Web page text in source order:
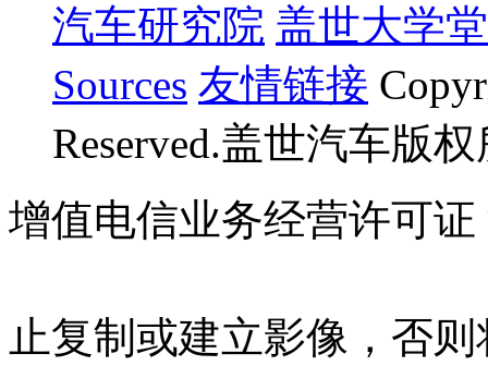
汽车研究院 盖世大学堂
Sources 友情链接
Reserved.盖世汽车版
增值电信业务经营许可证
止复制或建立影像，否